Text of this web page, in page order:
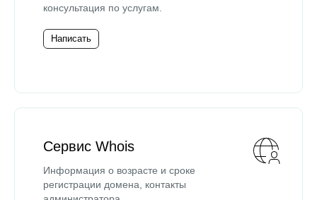
консультация по услугам.
Написать
Сервис Whois
Информация о возрасте и сроке
регистрации домена, контакты